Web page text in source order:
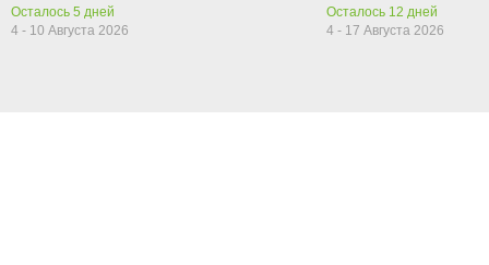
Осталось 5 дней
4 - 10 Августа 2026
Осталось 12 дней
4 - 17 Августа 2026